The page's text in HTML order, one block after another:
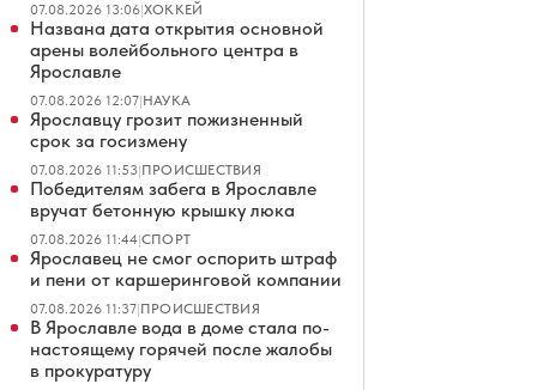
07.08.2026 13:06|ХОККЕЙ
Названа дата открытия основной
арены волейбольного центра в
Ярославле
07.08.2026 12:07|НАУКА
Ярославцу грозит пожизненный
срок за госизмену
07.08.2026 11:53|ПРОИСШЕСТВИЯ
Победителям забега в Ярославле
вручат бетонную крышку люка
07.08.2026 11:44|СПОРТ
Ярославец не смог оспорить штраф
и пени от каршеринговой компании
07.08.2026 11:37|ПРОИСШЕСТВИЯ
В Ярославле вода в доме стала по-
настоящему горячей после жалобы
в прокуратуру